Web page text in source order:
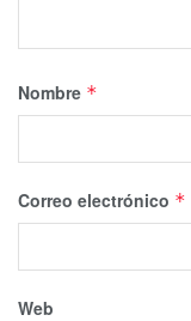
Nombre *
Correo electrónico *
Web